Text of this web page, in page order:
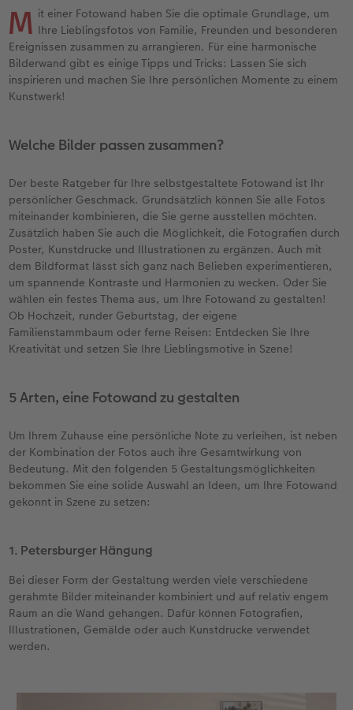
Jahrbuch gestalten
CEWE FOTOBUCH Kids
Panoramaseite
Designvorlagen
Foto-Kochbuch
Kundenbeispiele
Webinare & VHS
CEWE Forum
CEWE myPhotos
Neuheiten
Bilderboxen
Premium Poster
Filmentwicklung
Fotosets
Sofortfotos
Passbild
Scan-Service
Sofortsticker
Analog Services
Extras
Fotocollage
Photo Streetmap Poster
Acrylglas
Foto auf Holz
Hartschaum
Gallery Print
hexxas
Willkommensschild
Wandgestaltung
Materialmuster-Set
Neuheiten
Dankeskarten Kommunion
Dankeskarten
Urlaubsgrüße
Papierqualitäten
Klappkarten
Fotokarten
Postkarten
Karte mit Einsteckfoto
Einzelkarten
Neuheiten
Textilien
Schule & Büro
Foto-Geschenkbox
Handyhüllen
Faber-Castell
Fotokalender
Haustierwelt
Geschenkideen
Kundenbeispiele
Neuheiten
Wandkalender mit Design
NEU: Wandkalender Fineline
Kalender-Kundenbeispiele
Extras
CEWE myPhotos
Max Case
Smartflip
PopGrip
CEWE myPhotos
Neuheiten
nachhaltiger Schenken
Danke sagen
Liebe schenken
Kundenbeispiele
Neuheiten
Liebe schenken
Fototipps
Gestaltungsideen
Hochzeit
Baby
Familie
Geburtstag
Fotowettbewerbe
Faszination Fotografie
App
M it einer Fotowand haben Sie die optimale Grundlage, um
Ihre Lieblingsfotos von Familie, Freunden und besonderen
Ereignissen zusammen zu arrangieren. Für eine harmonische
Bilderwand gibt es einige Tipps und Tricks: Lassen Sie sich
inspirieren und machen Sie Ihre persönlichen Momente zu einem
Kunstwerk!
Welche Bilder passen zusammen?
Der beste Ratgeber für Ihre selbstgestaltete Fotowand ist Ihr
persönlicher Geschmack. Grundsätzlich können Sie alle Fotos
miteinander kombinieren, die Sie gerne ausstellen möchten.
Zusätzlich haben Sie auch die Möglichkeit, die Fotografien durch
Poster, Kunstdrucke und Illustrationen zu ergänzen. Auch mit
dem Bildformat lässt sich ganz nach Belieben experimentieren,
um spannende Kontraste und Harmonien zu wecken. Oder Sie
wählen ein festes Thema aus, um Ihre Fotowand zu gestalten!
Ob Hochzeit, runder Geburtstag, der eigene
Familienstammbaum oder ferne Reisen: Entdecken Sie Ihre
Kreativität und setzen Sie Ihre Lieblingsmotive in Szene!
5 Arten, eine Fotowand zu gestalten
Um Ihrem Zuhause eine persönliche Note zu verleihen, ist neben
der Kombination der Fotos auch ihre Gesamtwirkung von
Bedeutung. Mit den folgenden 5 Gestaltungsmöglichkeiten
bekommen Sie eine solide Auswahl an Ideen, um Ihre Fotowand
gekonnt in Szene zu setzen:
1. Petersburger Hängung
Bei dieser Form der Gestaltung werden viele verschiedene
gerahmte Bilder miteinander kombiniert und auf relativ engem
Raum an die Wand gehangen. Dafür können Fotografien,
Illustrationen, Gemälde oder auch Kunstdrucke verwendet
werden.